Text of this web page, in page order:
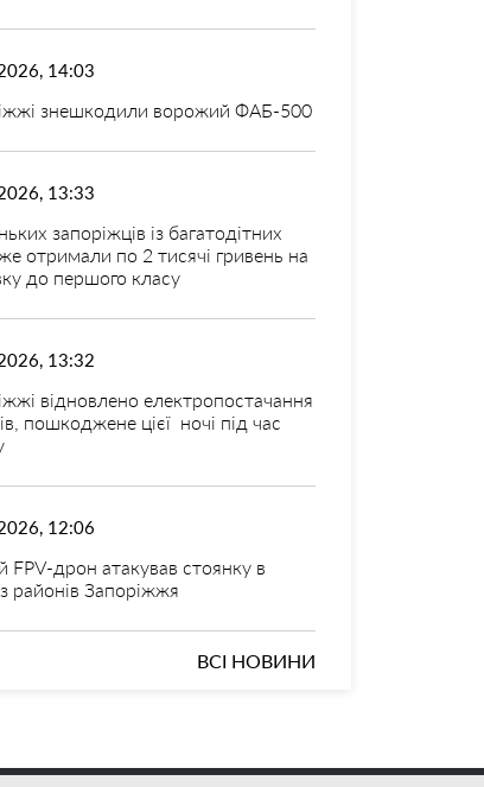
14:03
знешкодили ворожий ФАБ-500
13:33
запоріжців із багатодітних
отримали по 2 тисячі гривень на
до першого класу
13:32
відновлено електропостачання
пошкоджене цієї ночі під час
12:06
FPV-дрон атакував стоянку в
районів Запоріжжя
ВСІ НОВИНИ